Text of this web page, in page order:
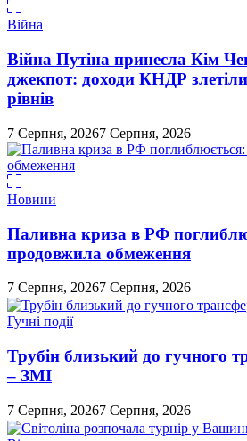
Війна
Війна Путіна принесла Кім
джекпот: доходи КНДР
рівнів
7 Серпня, 20267 Серпня, 2026
Новини
Паливна криза в РФ
продовжила обмеження
7 Серпня, 20267 Серпня, 2026
Гучні події
Трубін близький до гучного
– ЗМІ
7 Серпня, 20267 Серпня, 2026